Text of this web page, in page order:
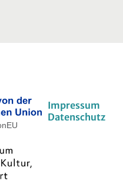
Impressum
Datenschutz